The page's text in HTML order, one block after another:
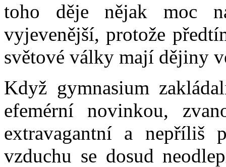
toho děje nějak moc
vyjevenější, protože
světové války mají dějiny
Když gymnasium
efemérní novinkou,
extravagantní a nepříliš
vzduchu se dosud